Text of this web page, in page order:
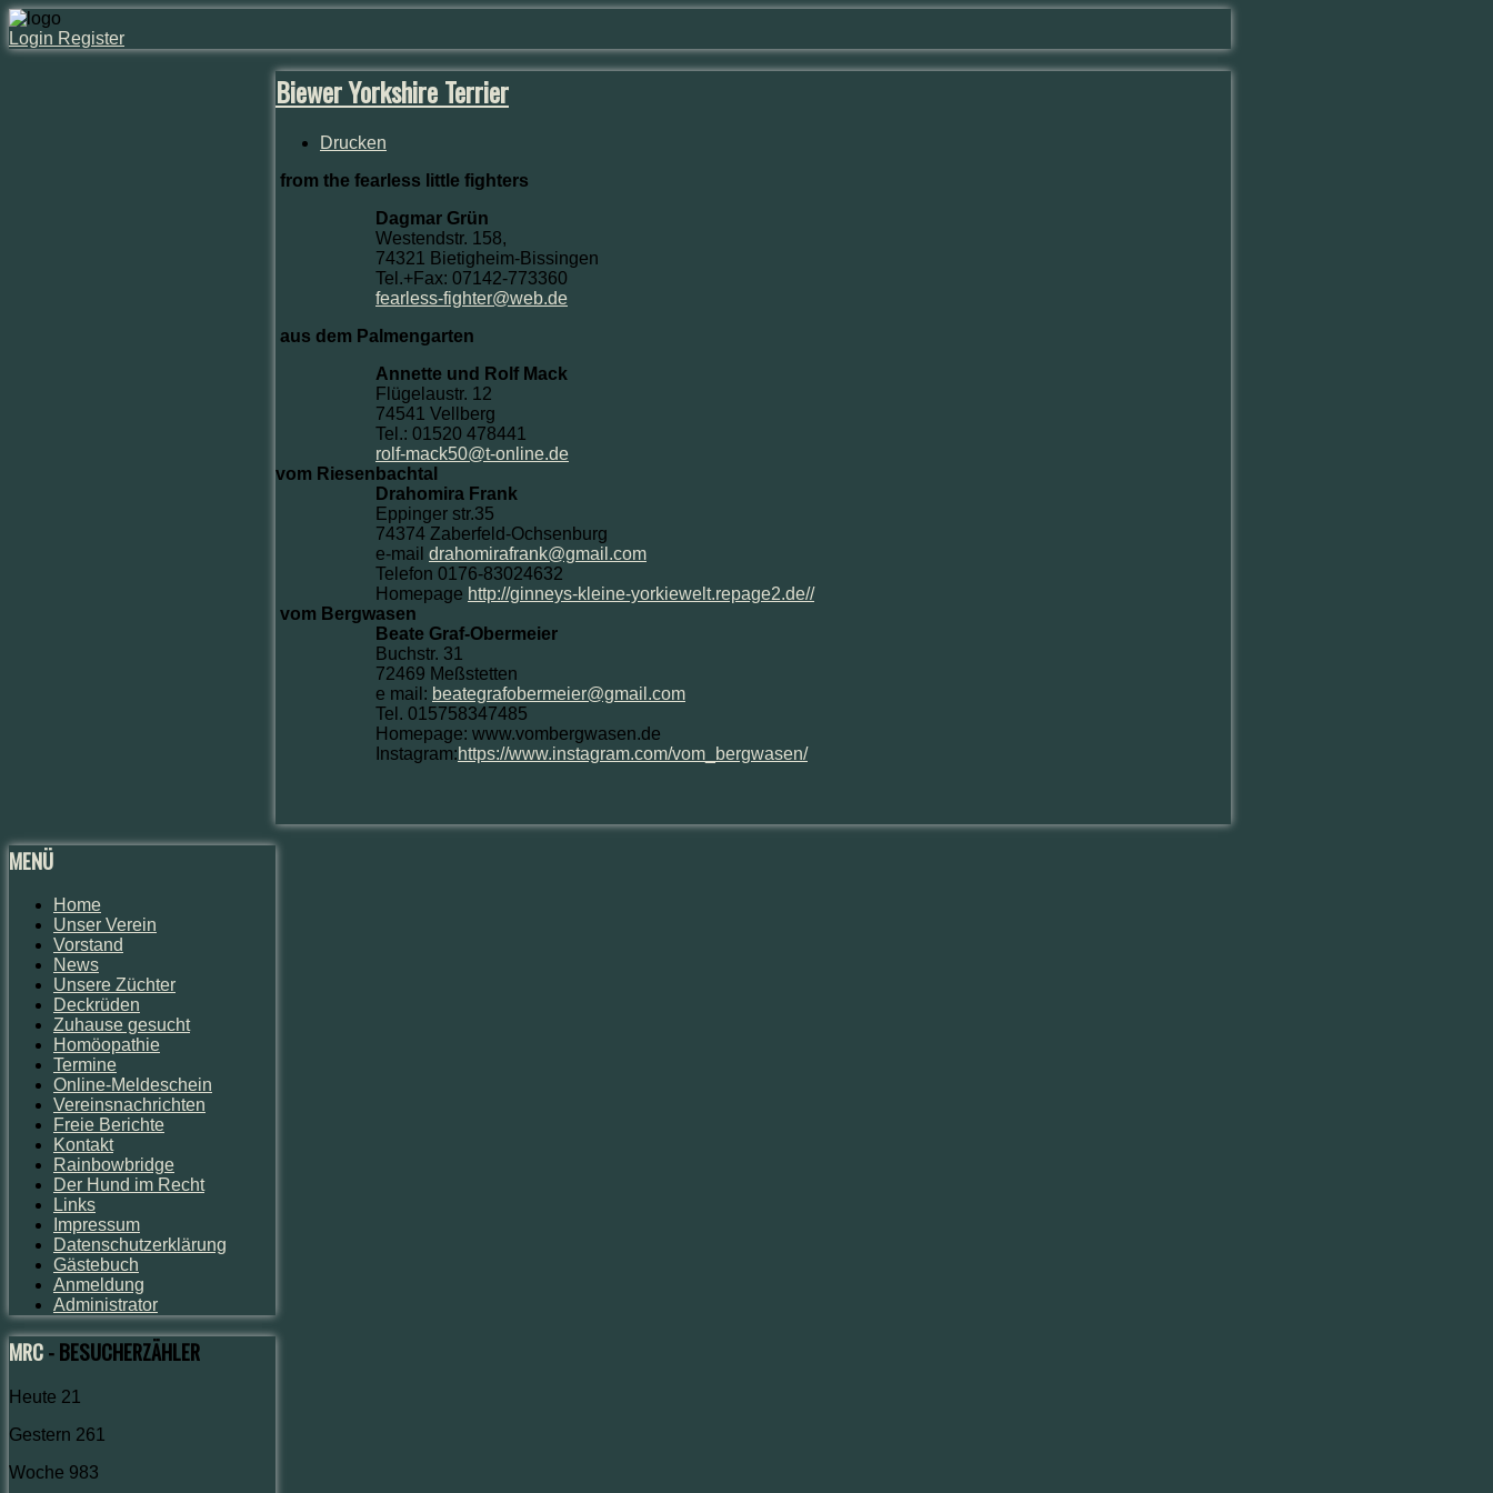
Login Register
Biewer Yorkshire Terrier
Drucken
from the fearless little fighters
Dagmar Grün
Westendstr. 158,
74321 Bietigheim-Bissingen
Tel.+Fax: 07142-773360
fearless-fighter@web.de
aus dem Palmengarten
Annette und Rolf Mack
Flügelaustr. 12
74541 Vellberg
Tel.: 01520 478441
rolf-mack50@t-online.de
vom Riesenbachtal
Drahomira Frank
Eppinger str.35
74374 Zaberfeld-Ochsenburg
e-mail drahomirafrank@gmail.com
Telefon 0176-83024632
Homepage http://ginneys-kleine-yorkiewelt.repage2.de//
vom Bergwasen
Beate Graf-Obermeier
Buchstr. 31
72469 Meßstetten
e mail: beategrafobermeier@gmail.com
Tel. 015758347485
Homepage: www.vombergwasen.de
Instagram:https://www.instagram.com/vom_bergwasen/
MENÜ
Home
Unser Verein
Vorstand
News
Unsere Züchter
Deckrüden
Zuhause gesucht
Homöopathie
Termine
Online-Meldeschein
Vereinsnachrichten
Freie Berichte
Kontakt
Rainbowbridge
Der Hund im Recht
Links
Impressum
Datenschutzerklärung
Gästebuch
Anmeldung
Administrator
MRC- BESUCHERZÄHLER
Heute 21
Gestern 261
Woche 983